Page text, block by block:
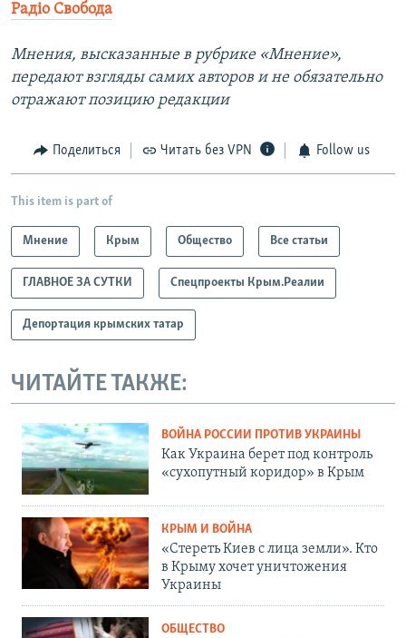
Радiо Свобода
Мнения, высказанные в рубрике «Мнение»,
передают взгляды самих авторов и не обязательно
отражают позицию редакции
Поделиться Читать без VPN Follow us
This item is part of
Мнение Крым Общество Все статьи
ГЛАВНОЕ ЗА СУТКИ Спецпроекты Крым.Реалии
Депортация крымских татар
ЧИТАЙТЕ ТАКЖЕ:
ВОЙНА РОССИИ ПРОТИВ УКРАИНЫ
Как Украина берет под контроль
«сухопутный коридор» в Крым
КРЫМ И ВОЙНА
«Стереть Киев с лица земли». Кто
в Крыму хочет уничтожения
Украины
ОБЩЕСТВО